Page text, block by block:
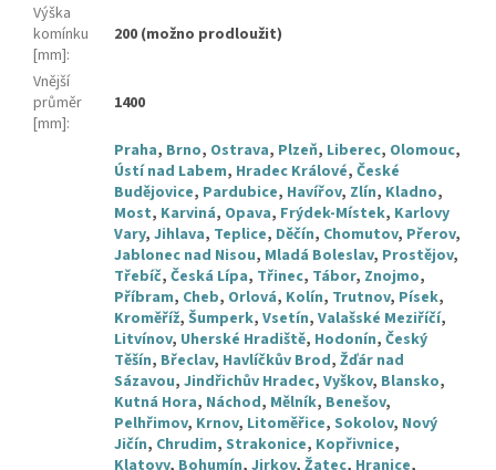
Výška
komínku
[mm]:
200 (možno prodloužit)
Vnější
průměr
[mm]:
1400
Praha, Brno, Ostrava, Plzeň, Liberec, Olomouc,
Ústí nad Labem, Hradec Králové, České
Budějovice, Pardubice, Havířov, Zlín, Kladno,
Most, Karviná, Opava, Frýdek-Místek, Karlovy
Vary, Jihlava, Teplice, Děčín, Chomutov, Přerov,
Jablonec nad Nisou, Mladá Boleslav, Prostějov,
Třebíč, Česká Lípa, Třinec, Tábor, Znojmo,
Příbram, Cheb, Orlová, Kolín, Trutnov, Písek,
Kroměříž, Šumperk, Vsetín, Valašské Meziříčí,
Litvínov, Uherské Hradiště, Hodonín, Český
Těšín, Břeclav, Havlíčkův Brod, Žďár nad
Sázavou, Jindřichův Hradec, Vyškov, Blansko,
Kutná Hora, Náchod, Mělník, Benešov,
Pelhřimov, Krnov, Litoměřice, Sokolov, Nový
Jičín, Chrudim, Strakonice, Kopřivnice,
Klatovy, Bohumín, Jirkov, Žatec, Hranice,